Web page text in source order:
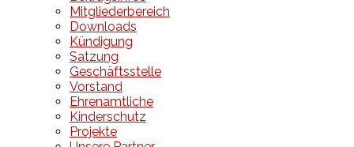
Mitgliederbereich
Downloads
Kündigung
Satzung
Geschäftsstelle
Vorstand
Ehrenamtliche
Kinderschutz
Projekte